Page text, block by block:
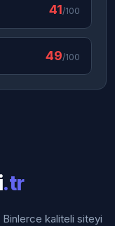
41/100
49/100
.tr
kaliteli siteyi